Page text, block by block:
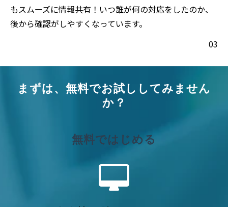
もスムーズに情報共有！いつ誰が何の対応をしたのか、
後から確認がしやすくなっています。
03
まずは、無料でお試ししてみません
か？
無料ではじめる